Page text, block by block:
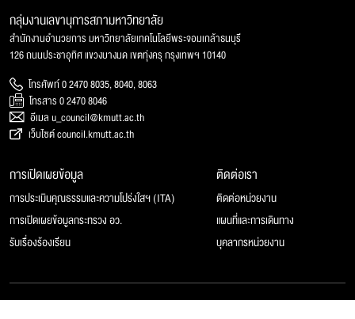
กลุ่มงานเลขานุการสภามหาวิทยาลัย
สำนักงานอำนวยการ มหาวิทยาลัยเทคโนโลยีพระจอมเกล้าธนบุรี
126 ถนนประชาอุทิศ แขวงบางมด เขตทุ่งครุ กรุงเทพฯ 10140
โทรศัพท์ 0 2470 8035, 8040, 8063
โทรสาร 0 2470 8046
อีเมล u_council@kmutt.ac.th
เว็บไซต์ council.kmutt.ac.th
การเปิดเผยข้อมูล
การประเมินคุณธรรมและความโปร่งใสฯ (ITA)
การเปิดเผยข้อมูลกระทรวง อว.
รับเรื่องร้องเรียน
ติดต่อเรา
ติดต่อหน่วยงาน
แผนที่และการเดินทาง
บุคลากรหน่วยงาน